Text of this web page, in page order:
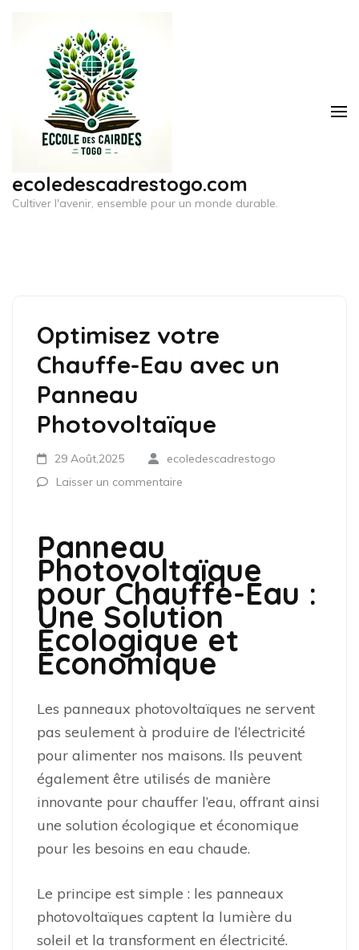
contenu
(Pressez
ecoledescadrestogo.com
Cultiver l'avenir, ensemble pour un monde durable.
Optimisez votre
Chauffe-Eau avec un
Panneau
Photovoltaïque
29 Août,2025
ecoledescadrestogo
Laisser un commentaire
Panneau
Photovoltaïque
pour Chauffe-Eau :
Une Solution
Écologique et
Économique
Les panneaux photovoltaïques ne servent
pas seulement à produire de l’électricité
pour alimenter nos maisons. Ils peuvent
également être utilisés de manière
innovante pour chauffer l’eau, offrant ainsi
une solution écologique et économique
pour les besoins en eau chaude.
Le principe est simple : les panneaux
photovoltaïques captent la lumière du
soleil et la transforment en électricité.